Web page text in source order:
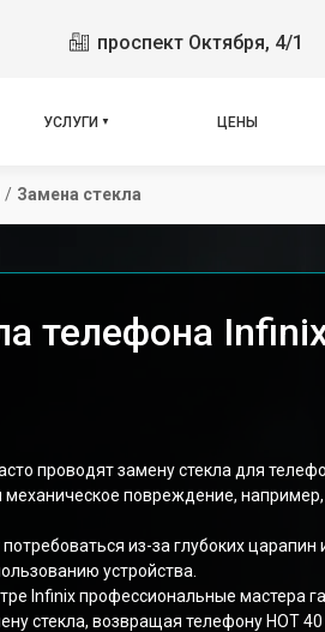
проспект Октября, 4/1
УСЛУГИ ЦЕНЫ
/ Замена стекла
телефона
проводят замену стекла для
повреждение,
из-за глубоких царапин
устройства.
Infinix профессиональные мастера
стекла, возвращая телефону HOT 40